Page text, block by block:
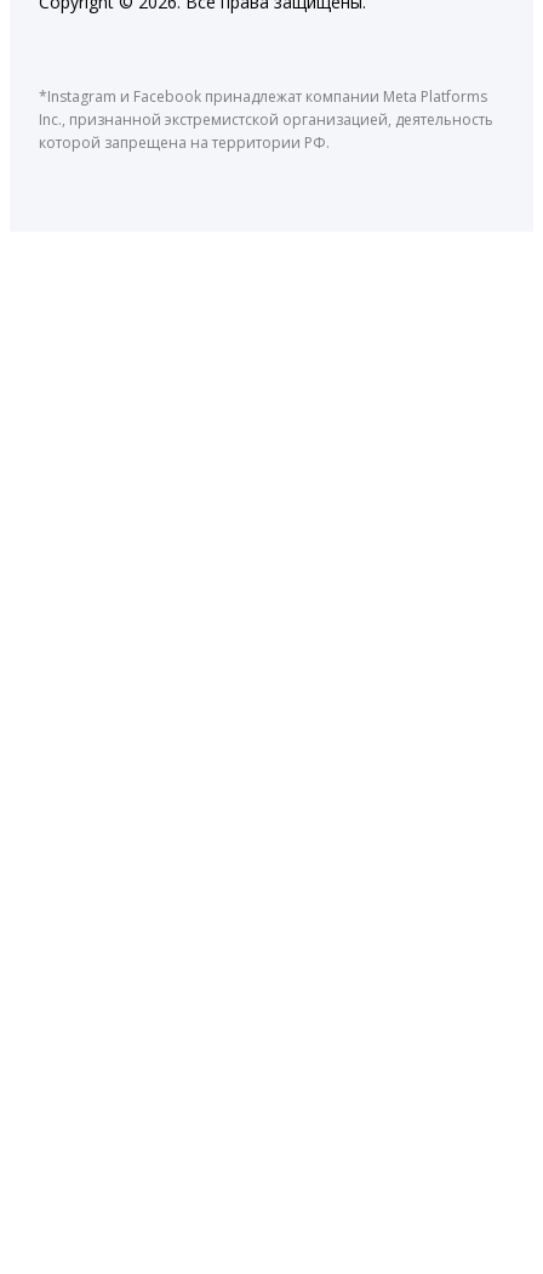
*Instagram и Facebook принадлежат компании Meta Platforms
Inc., признанной экстремистской организацией, деятельность
которой запрещена на территории РФ.